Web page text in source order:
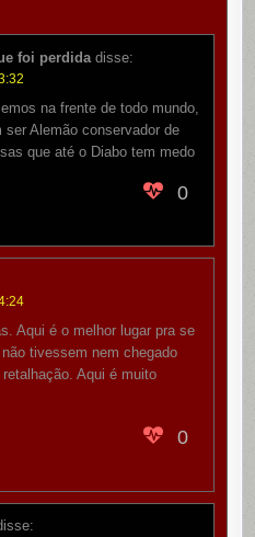
foi perdida disse:
na frente de todo mundo,
ser Alemão conservador de
que até o Diabo tem medo
0
Aqui é o melhor lugar pra se
tivessem nem chegado
Aqui é muito
0